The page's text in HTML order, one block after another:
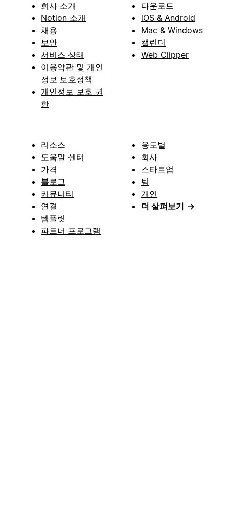
회사 소개
Notion 소개
채용
보안
서비스 상태
이용약관 및 개인
정보 보호정책
개인정보 보호 권
한
다운로드
iOS & Android
Mac & Windows
캘린더
Web Clipper
리소스
도움말 센터
가격
블로그
커뮤니티
연결
템플릿
파트너 프로그램
용도별
회사
스타트업
팀
개인
더 살펴보기 →